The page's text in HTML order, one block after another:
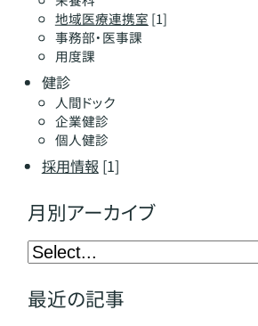
地域医療連携室 [1]
事務部・医事課
用度課
健診
人間ドック
企業健診
個人健診
採用情報 [1]
月別アーカイブ
最近の記事